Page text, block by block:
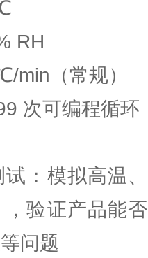
RH
min（常规）
次可编程循环
：模拟高温
验证产品能
问题